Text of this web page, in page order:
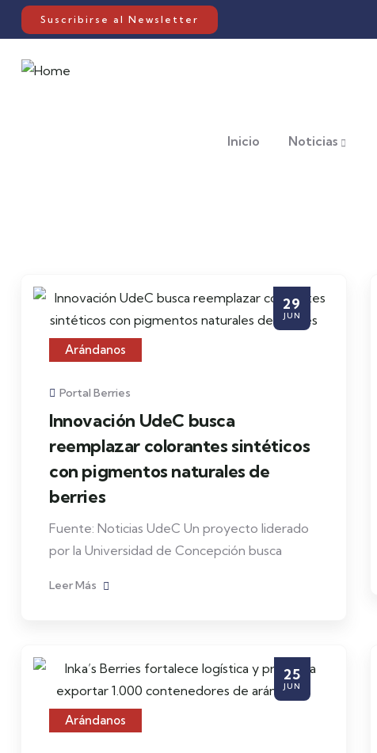
Suscribirse al Newsletter
Inicio Noticias
29
JUN
Arándanos
Portal Berries
Innovación UdeC busca
reemplazar colorantes sintéticos
con pigmentos naturales de
berries
Fuente: Noticias UdeC Un proyecto liderado
por la Universidad de Concepción busca
Leer Más
25
JUN
Arándanos